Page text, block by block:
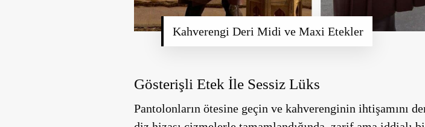
Kahverengi Deri Midi ve Maxi Etekler
Gösterişli Etek İle Sessiz Lüks
Pantolonların ötesine geçin ve kahverenginin ihtişamını